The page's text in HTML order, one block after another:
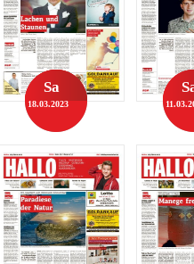
Sa
18.03.2023